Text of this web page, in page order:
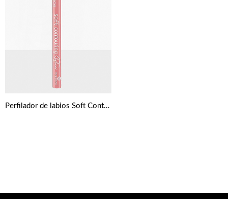
Perfilador de labios Soft Contouring de Essence